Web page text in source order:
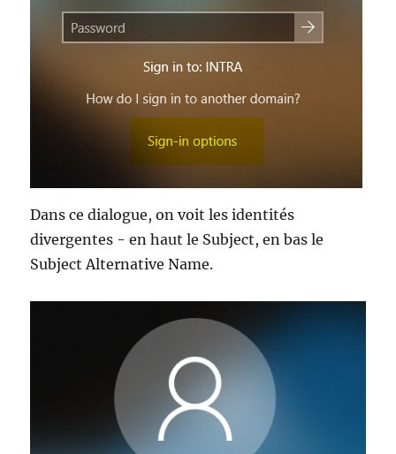
Dans ce dialogue, on voit les identités
divergentes - en haut le Subject, en bas le
Subject Alternative Name.